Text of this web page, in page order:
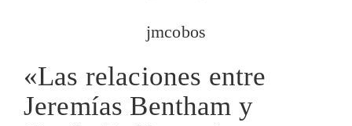
jmcobos
«Las relaciones entre
Jeremías Bentham y